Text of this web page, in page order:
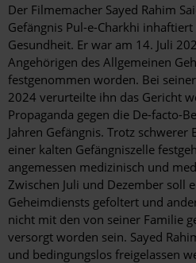
Der Filmemacher Sayed Rahim
Gefängnis Pul-e-Charkhi
Gesundheit. Er war am 14. Juli
Angehörigen des Allgemeinen
festgenommen worden. Bei
2024 verurteilte ihn das Gericht
Propaganda gegen die De-facto-
Jahren Gefängnis. Trotz
einer kalten Gefängniszelle
angemessen medizinisch und
Zwischen Juli und Dezember soll
Geheimdiensts gefoltert und
nicht mit den von seiner Familie
versorgt worden sein. Sayed
und bedingungslos freigelassen